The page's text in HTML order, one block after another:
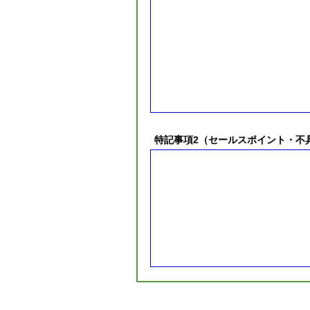
特記事項2（セールスポイント・不